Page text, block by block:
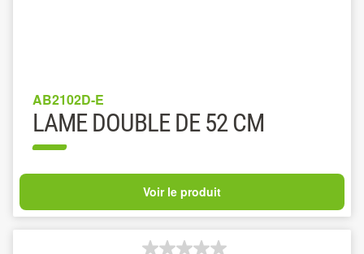
AB2102D-E
LAME DOUBLE DE 52 CM
Voir le produit